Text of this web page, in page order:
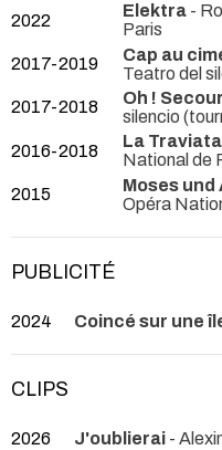
2022
Elektra -
Paris
2017-2019
Cap au
Teatro del
2017-2018
Oh !
silencio
2016-2018
La Traviata
National de
2015
Moses und
Opéra
PUBLICITÉ
2024 Coincé sur une
CLIPS
2026 J'oublierai -